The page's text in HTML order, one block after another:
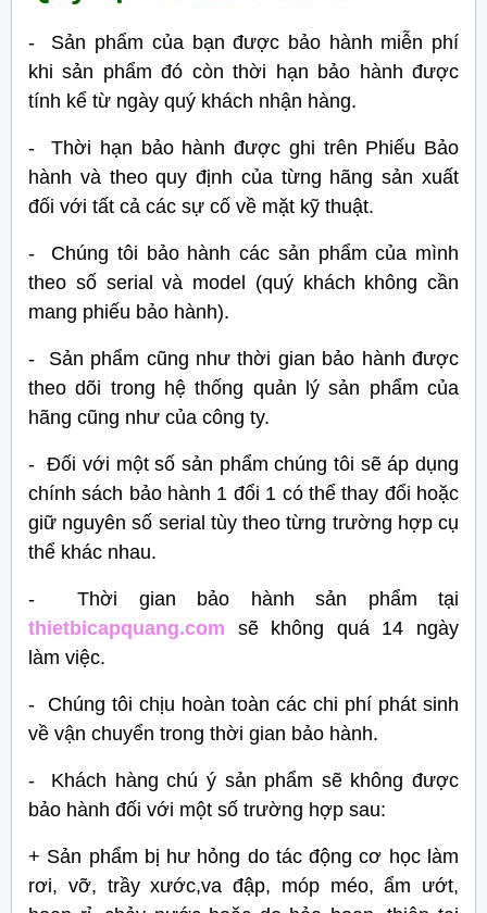
- Sản phẩm của bạn được bảo hành miễn phí
khi sản phẩm đó còn thời hạn bảo hành được
tính kể từ ngày quý khách nhận hàng.
- Thời hạn bảo hành được ghi trên Phiếu Bảo
hành và theo quy định của từng hãng sản xuất
đối với tất cả các sự cố về mặt kỹ thuật.
- Chúng tôi bảo hành các sản phẩm của mình
theo số serial và model (quý khách không cần
mang phiếu bảo hành).
- Sản phẩm cũng như thời gian bảo hành được
theo dõi trong hệ thống quản lý sản phẩm của
hãng cũng như của công ty.
- Đối với một số sản phẩm chúng tôi sẽ áp dụng
chính sách bảo hành 1 đổi 1 có thể thay đổi hoặc
giữ nguyên số serial tùy theo từng trường hợp cụ
thể khác nhau.
- Thời gian bảo hành sản phẩm tại
thietbicapquang.com sẽ không quá 14 ngày
làm việc.
- Chúng tôi chịu hoàn toàn các chi phí phát sinh
về vận chuyển trong thời gian bảo hành.
- Khách hàng chú ý sản phẩm sẽ không được
bảo hành đối với một số trường hợp sau:
+ Sản phẩm bị hư hỏng do tác động cơ học làm
rơi, vỡ, trầy xước,va đập, móp méo, ẩm ướt,